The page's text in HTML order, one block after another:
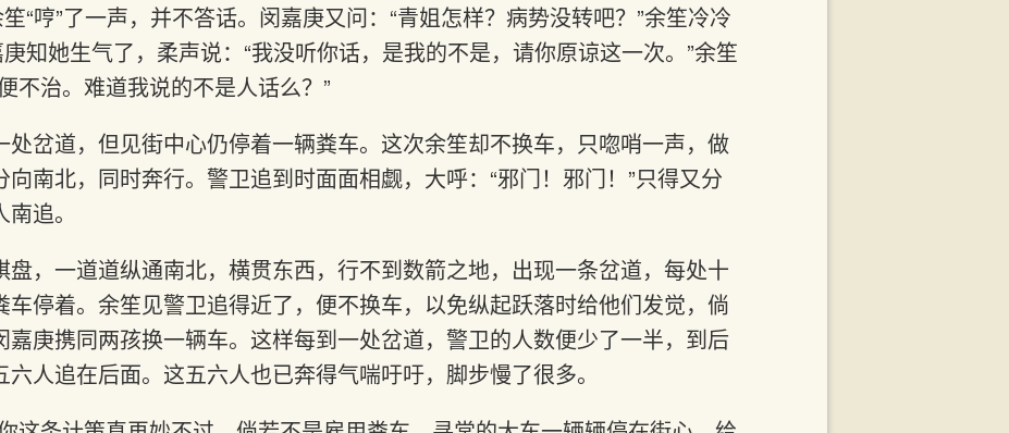
“哼”了一声，并不答话。闵嘉庚又问：“青姐怎样？病势没转吧？”余笙冷冷
庚知她生气了，柔声说：“我没听你话，是我的不是，请你原谅这一次。”余笙
不治。难道我说的不是人话么？”
处岔道，但见街中心仍停着一辆粪车。这次余笙却不换车，只唿哨一声，做
南北，同时奔行。警卫追到时面面相觑，大呼：“邪门！邪门！”只得又分
追。
盘，一道道纵通南北，横贯东西，行不到数箭之地，出现一条岔道，每处十
车停着。余笙见警卫追得近了，便不换车，以免纵起跃落时给他们发觉，倘
嘉庚携同两孩换一辆车。这样每到一处岔道，警卫的人数便少了一半，到后
人追在后面。这五六人也已奔得气喘吁吁，脚步慢了很多。